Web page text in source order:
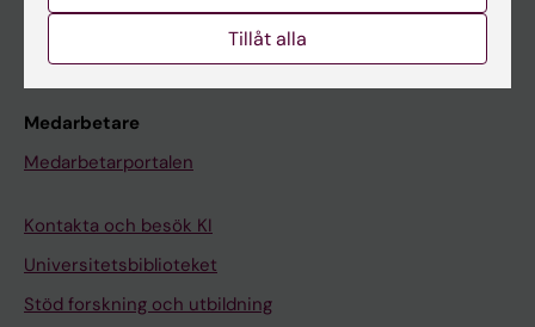
Kurs- och programwebbar
Medarbetare
Medarbetarportalen
Kontakta och besök KI
Universitetsbiblioteket
Stöd forskning och utbildning
Tillåt alla